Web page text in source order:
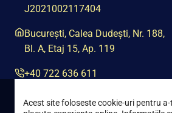
J2021002117404
București, Calea Dudești, Nr. 188,
Bl. A, Etaj 15, Ap. 119
+40 722 636 611
contact@special-plus.ro
Acest site foloseste cookie-uri pentru